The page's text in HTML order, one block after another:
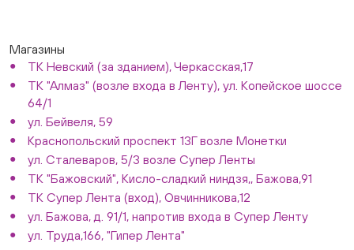
Магазины
ТК Невский (за зданием), Черкасская,17
ТК "Алмаз" (возле входа в Ленту), ул. Копейское шоссе
64/1
ул. Бейвеля, 59
Краснопольский проспект 13Г возле Монетки
ул. Сталеваров, 5/3 возле Супер Ленты
ТК "Бажовский", Кисло-сладкий ниндзя,, Бажова,91
ТК Супер Лента (вход), Овчинникова,12
ул. Бажова, д. 91/1, напротив входа в Супер Ленту
ул. Труда,166, "Гипер Лента"